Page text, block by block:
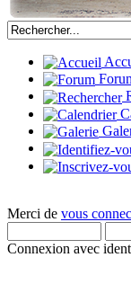
Merci de vous
Connexion avec